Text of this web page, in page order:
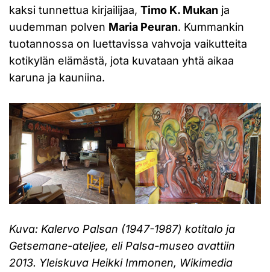
kaksi tunnettua kirjailijaa, Timo K. Mukan ja
uudemman polven Maria Peuran. Kummankin
tuotannossa on luettavissa vahvoja vaikutteita
kotikylän elämästä, jota kuvataan yhtä aikaa
karuna ja kauniina.
Kuva: Kalervo Palsan (1947-1987) kotitalo ja
Getsemane-ateljee, eli Palsa-museo avattiin
2013. Yleiskuva Heikki Immonen, Wikimedia